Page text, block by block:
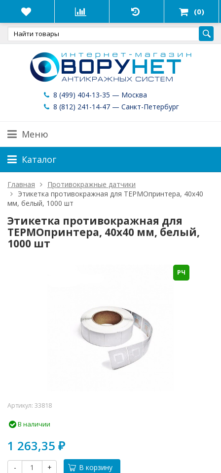
(0)
8 (499) 404-13-35 — Москва
8 (812) 241-14-47 — Санкт-Петербург
Меню
Каталог
Главная
Противокражные датчики
Этикетка противокражная для ТЕРМОпринтера, 40х40
мм, белый, 1000 шт
Этикетка противокражная для
ТЕРМОпринтера, 40х40 мм, белый,
1000 шт
РЧ
Артикул: 33818
В наличии
1 263,35 ₽
- + В корзину